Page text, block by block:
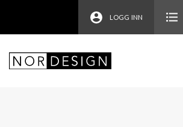
LOGG INN